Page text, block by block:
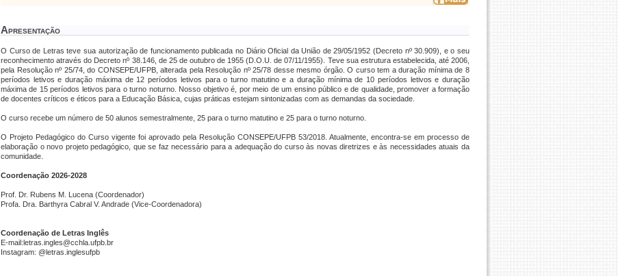
Apresentação
O Curso de Letras teve sua autorização de funcionamentopublicada no Diário Oficial da União de 29/05/1952 (Decreto nº 30.909), e o seu
reconhecimento através do Decreto nº 38.146, de 25 de outubro de 1955 (D.O.U. de 07/11/1955). Teve sua estrutura estabelecida, até 2006,
pela Resolução nº 25/74, do CONSEPE/UFPB, alterada pela Resolução nº 25/78 desse mesmo órgão. O curso tem a duração mínima de 8
períodos letivos e duração máxima de 12 períodos letivos para o turno matutino e a duração mínima de 10 períodos letivos e duração
máxima de 15 períodos letivos para o turno noturno. Nosso objetivo é, por meio de um ensino público e de qualidade, promover a formação
de docentes críticos e éticos para a Educação Básica, cujas práticas estejam sintonizadas com as demandas da sociedade.
O curso recebe um número de 50 alunos semestralmente, 25 para o turno matutino e 25 para o turno noturno.
O Projeto Pedagógico do Curso vigente foi aprovado pela Resolução CONSEPE/UFPB 53/2018. Atualmente, encontra-se em processo de
elaboração o novo projeto pedagógico, que se faz necessário para a adequação do curso às novas diretrizes e às necessidades atuais da
comunidade.
Coordenação 2026-2028
Prof. Dr. Rubens M. Lucena (Coordenador)
Profa. Dra. Barthyra Cabral V. Andrade (Vice-Coordenadora)
Coordenação de Letras Inglês
E-mail:letras.ingles@cchla.ufpb.br
Instagram: @letras.inglesufpb